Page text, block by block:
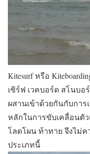
Kitesurf หรือ
เซิร์ฟ เวคบอร์ด สโนบ
ผสานเข้าด้วยกันกับการ
หลักในการขับเคลื่อนตั
โลดโผน ท้าทาย จึงไม่
ประเภทนี้